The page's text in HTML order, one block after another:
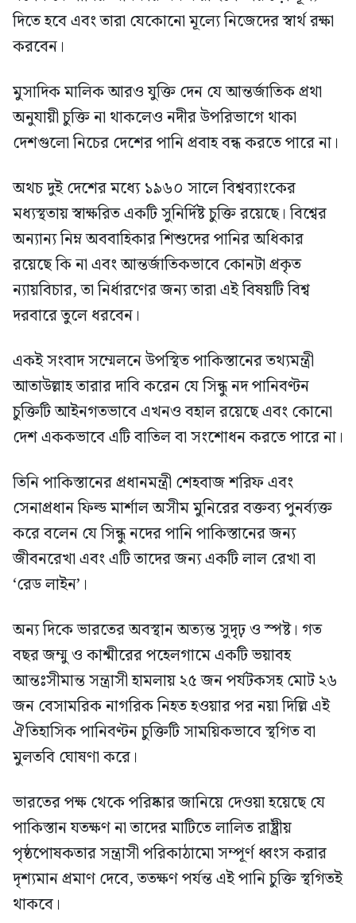
দিতে হবে এবং তারা যেকোনো মূল্যে নিজেদের স্বার্থ রক্ষা
করবেন।
মুসাদিক মালিক আরও যুক্তি দেন যে আন্তর্জাতিক প্রথা
অনুযায়ী চুক্তি না থাকলেও নদীর উপরিভাগে থাকা
দেশগুলো নিচের দেশের পানি প্রবাহ বন্ধ করতে পারে না।
অথচ দুই দেশের মধ্যে ১৯৬০ সালে বিশ্বব্যাংকের
মধ্যস্থতায় স্বাক্ষরিত একটি সুনির্দিষ্ট চুক্তি রয়েছে। বিশ্বের
অন্যান্য নিম্ন অববাহিকার শিশুদের পানির অধিকার
রয়েছে কি না এবং আন্তর্জাতিকভাবে কোনটা প্রকৃত
ন্যায়বিচার, তা নির্ধারণের জন্য তারা এই বিষয়টি বিশ্ব
দরবারে তুলে ধরবেন।
একই সংবাদ সম্মেলনে উপস্থিত পাকিস্তানের তথ্যমন্ত্রী
আতাউল্লাহ তারার দাবি করেন যে সিন্ধু নদ পানিবণ্টন
চুক্তিটি আইনগতভাবে এখনও বহাল রয়েছে এবং কোনো
দেশ এককভাবে এটি বাতিল বা সংশোধন করতে পারে না।
তিনি পাকিস্তানের প্রধানমন্ত্রী শেহবাজ শরিফ এবং
সেনাপ্রধান ফিল্ড মার্শাল অসীম মুনিরের বক্তব্য পুনর্ব্যক্ত
করে বলেন যে সিন্ধু নদের পানি পাকিস্তানের জন্য
জীবনরেখা এবং এটি তাদের জন্য একটি লাল রেখা বা
‘রেড লাইন’।
অন্য দিকে ভারতের অবস্থান অত্যন্ত সুদৃঢ় ও স্পষ্ট। গত
বছর জম্মু ও কাশ্মীরের পহেলগামে একটি ভয়াবহ
আন্তঃসীমান্ত সন্ত্রাসী হামলায় ২৫ জন পর্যটকসহ মোট ২৬
জন বেসামরিক নাগরিক নিহত হওয়ার পর নয়া দিল্লি এই
ঐতিহাসিক পানিবণ্টন চুক্তিটি সাময়িকভাবে স্থগিত বা
মুলতবি ঘোষণা করে।
ভারতের পক্ষ থেকে পরিষ্কার জানিয়ে দেওয়া হয়েছে যে
পাকিস্তান যতক্ষণ না তাদের মাটিতে লালিত রাষ্ট্রীয়
পৃষ্ঠপোষকতার সন্ত্রাসী পরিকাঠামো সম্পূর্ণ ধ্বংস করার
দৃশ্যমান প্রমাণ দেবে, ততক্ষণ পর্যন্ত এই পানি চুক্তি স্থগিতই
থাকবে।